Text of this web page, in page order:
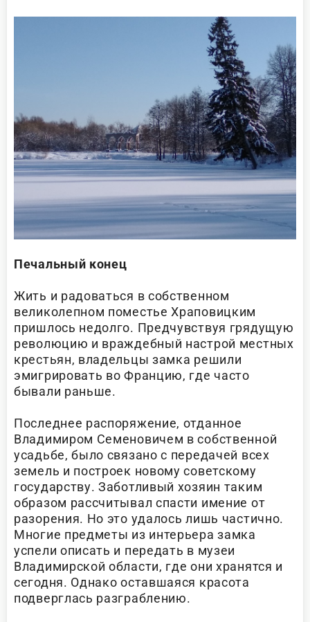
Печальный конец
Жить и радоваться в собственном
великолепном поместье Храповицким
пришлось недолго. Предчувствуя грядущую
революцию и враждебный настрой местных
крестьян, владельцы замка решили
эмигрировать во Францию, где часто
бывали раньше.
Последнее распоряжение, отданное
Владимиром Семеновичем в собственной
усадьбе, было связано с передачей всех
земель и построек новому советскому
государству. Заботливый хозяин таким
образом рассчитывал спасти имение от
разорения. Но это удалось лишь частично.
Многие предметы из интерьера замка
успели описать и передать в музеи
Владимирской области, где они хранятся и
сегодня. Однако оставшаяся красота
подверглась разграблению.